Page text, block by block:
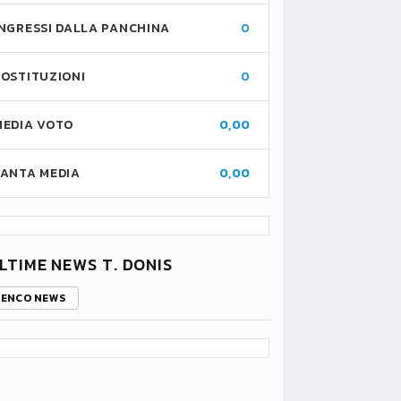
DALLA PANCHINA 0
0
VOTO 0,00
MEDIA 0,00
NEWS T. DONIS
NEWS